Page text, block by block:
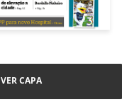
VER CAPA